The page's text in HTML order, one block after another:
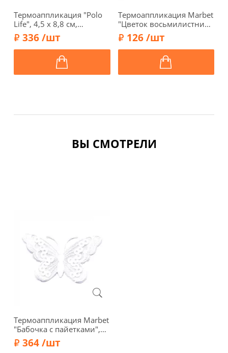
Термоаппликация "Polo
Life", 4,5 х 8,8 см,
бежевый, арт. 569363.E
336 /шт
Термоаппликация Marbet
"Цветок восьмилистник
малый", 1,7 х 1,7 см,
песочный, 569204.H
126 /шт
ВЫ СМОТРЕЛИ
Термоаппликация Marbet
"Бабочка с пайетками",
3,8 х 6,2 см, белый,
569477.D
364 /шт